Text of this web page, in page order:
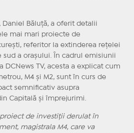
Daniel Băluță, a oferit detalii
mai mari proiecte de
referitor la extinderea rețelei
sud a orașului. În cadrul emisiunii
DCNews TV, acesta a explicat cum
M4 și M2, sunt în curs de
semnificativ asupra
Capitală și împrejurimi.
de investiții derulat în
magistrala M4, care va